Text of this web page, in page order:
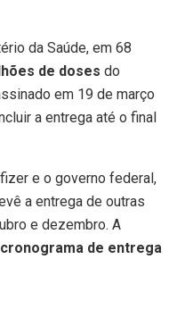
da Saúde, em 68
de doses do
em 19 de março
a entrega até o final
e o governo federal,
a entrega de outras
e dezembro. A
de entrega